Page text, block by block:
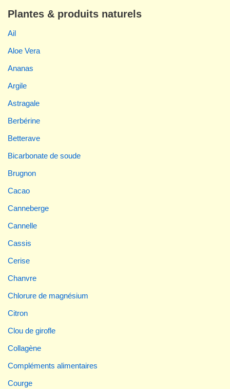
Plantes & produits naturels
Ail
Aloe Vera
Ananas
Argile
Astragale
Berbérine
Betterave
Bicarbonate de soude
Brugnon
Cacao
Canneberge
Cannelle
Cassis
Cerise
Chanvre
Chlorure de magnésium
Citron
Clou de girofle
Collagène
Compléments alimentaires
Courge